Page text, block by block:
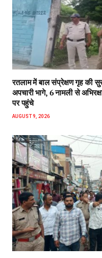
रतलाम में बाल संप्रेक्षण गृह की
अपचारी भागे, 6 नामली से
पर पहुंचे
AUGUST 9, 2026